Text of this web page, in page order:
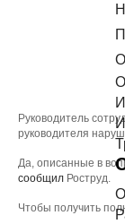
Руководитель
руководителя
Да, описанные в
сообщил Роструд.
Чтобы получить